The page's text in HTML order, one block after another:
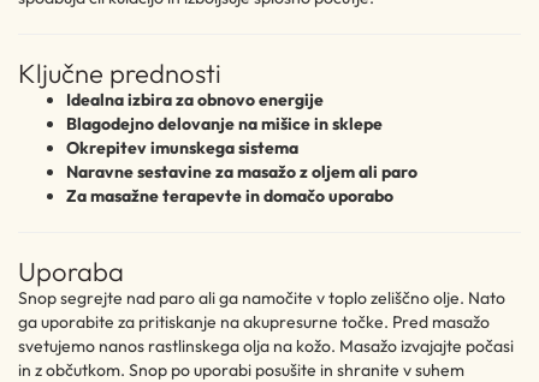
Ključne prednosti
Idealna izbira za obnovo energije
Blagodejno delovanje na mišice in sklepe
Okrepitev imunskega sistema
Naravne sestavine za masažo z oljem ali paro
Za masažne terapevte in domačo uporabo
Uporaba
Snop segrejte nad paro ali ga namočite v toplo zeliščno olje. Nato
ga uporabite za pritiskanje na akupresurne točke. Pred masažo
svetujemo nanos rastlinskega olja na kožo. Masažo izvajajte počasi
in z občutkom. Snop po uporabi posušite in shranite v suhem